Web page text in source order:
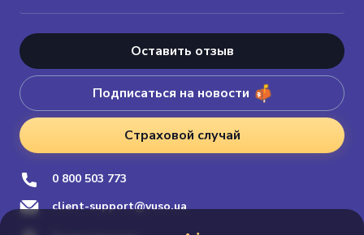
Оставить отзыв
Подписаться на новости
Страховой случай
0 800 503 773
client-support@vuso.ua